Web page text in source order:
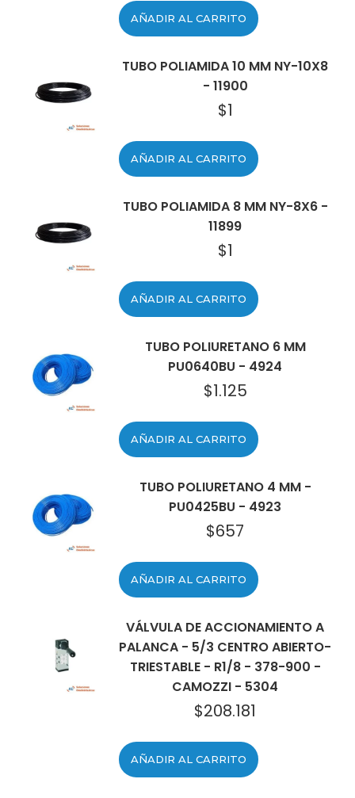
AÑADIR AL CARRITO
TUBO POLIAMIDA 10 MM NY-10X8
- 11900
$1
AÑADIR AL CARRITO
TUBO POLIAMIDA 8 MM NY-8X6 -
11899
$1
AÑADIR AL CARRITO
TUBO POLIURETANO 6 MM
PU0640BU - 4924
$1.125
AÑADIR AL CARRITO
TUBO POLIURETANO 4 MM -
PU0425BU - 4923
$657
AÑADIR AL CARRITO
VÁLVULA DE ACCIONAMIENTO A
PALANCA - 5/3 CENTRO ABIERTO-
TRIESTABLE - R1/8 - 378-900 -
CAMOZZI - 5304
$208.181
AÑADIR AL CARRITO